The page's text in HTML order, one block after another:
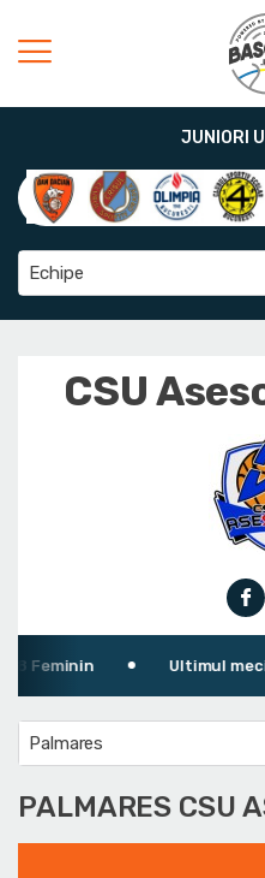
JUNIORI
Echipe
CSU
Feminin Ultimul meci:
Palmares
PALMARES CSU